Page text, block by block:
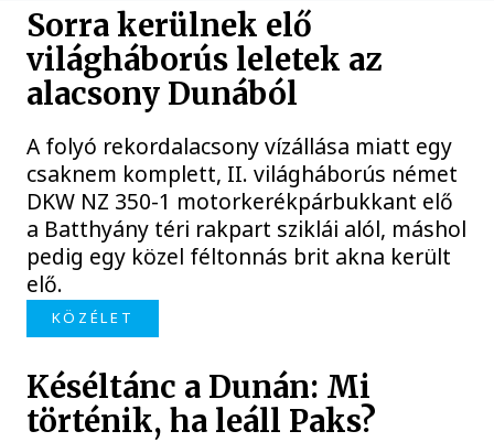
Sorra kerülnek elő
világháborús leletek az
alacsony Dunából
A folyó rekordalacsony vízállása miatt egy
csaknem komplett, II. világháborús német
DKW NZ 350-1 motorkerékpárbukkant elő
a Batthyány téri rakpart sziklái alól, máshol
pedig egy közel féltonnás brit akna került
elő.
KÖZÉLET
Késéltánc a Dunán: Mi
történik, ha leáll Paks?